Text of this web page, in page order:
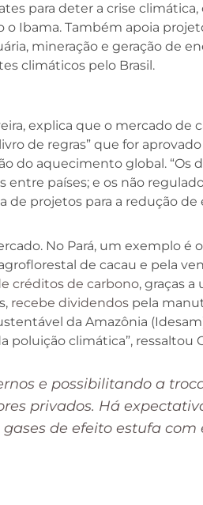
para deter a crise climática,
Ibama. Também apoia
mineração e geração de
climáticos pelo Brasil.
explica que o mercado de
de regras” que for
do aquecimento global. “Os
países; e os não
projetos para a redução de
No Pará, um exemplo é
de cacau e pela
créditos de carbono, graças a
recebe dividendos pela
da Amazônia
poluição climática”, ressaltou
e possibilitando a
privados. Há
de efeito estufa com